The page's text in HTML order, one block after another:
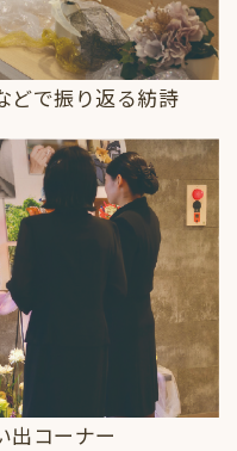
どで振り返る紡詩
出コーナー